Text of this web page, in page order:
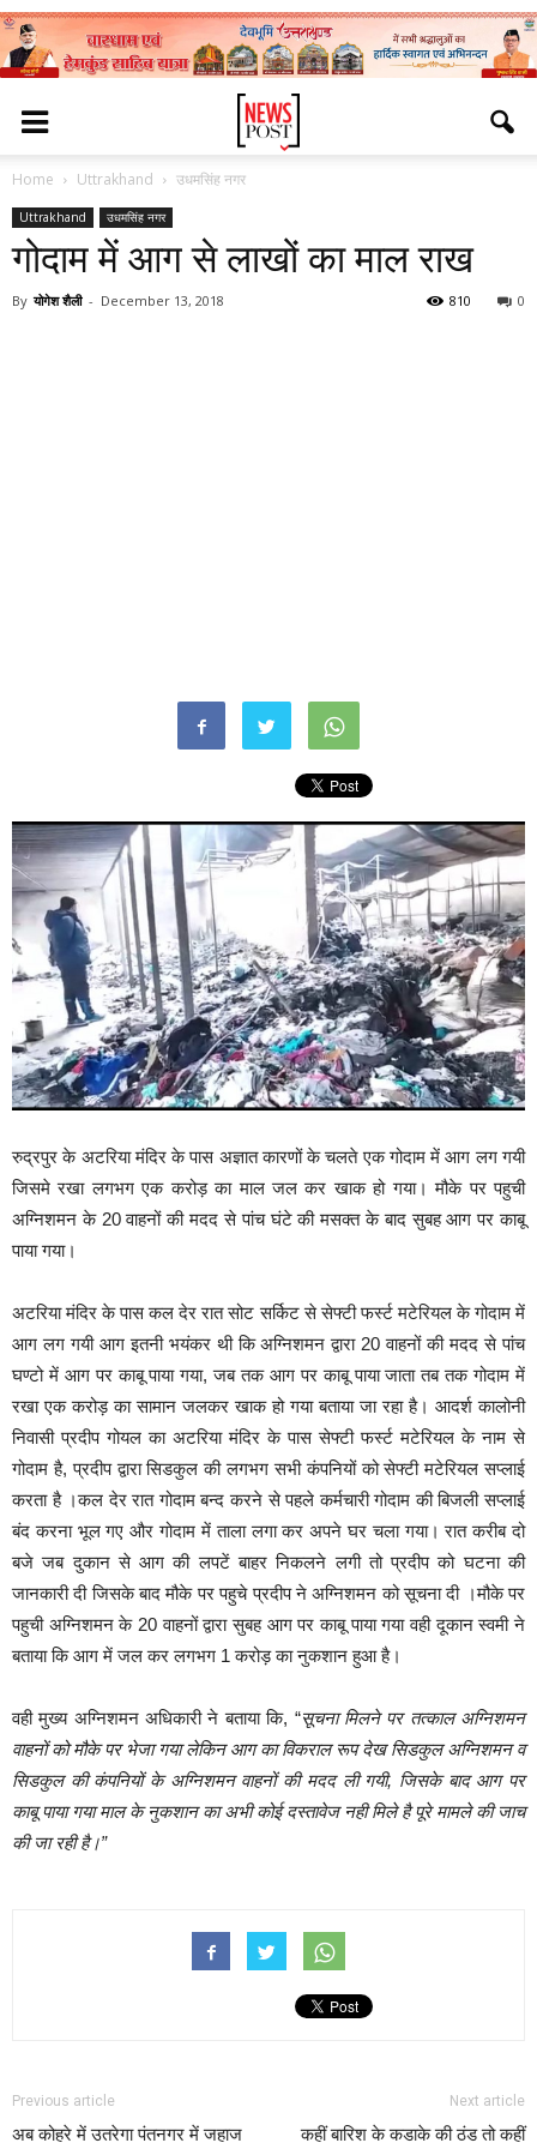
Home Uttrakhand उधमसिंह नगर
Uttrakhand उधमसिंह नगर
गोदाम में आग से लाखों का माल राख
By योगेश शैली - December 13, 2018 0
810
रुद्रपुर के अटरिया मंदिर के पास अज्ञात कारणों के चलते एक गोदाम में आग लग गयी
जिसमे रखा लगभग एक करोड़ का माल जल कर खाक हो गया। मौके पर पहुची
अग्निशमन के 20 वाहनों की मदद से पांच घंटे की मसक्त के बाद सुबह आग पर काबू
पाया गया।
अटरिया मंदिर के पास कल देर रात सोट सर्किट से सेफ्टी फर्स्ट मटेरियल के गोदाम में
आग लग गयी आग इतनी भयंकर थी कि अग्निशमन द्वारा 20 वाहनों की मदद से पांच
घण्टो में आग पर काबू पाया गया, जब तक आग पर काबू पाया जाता तब तक गोदाम में
रखा एक करोड़ का सामान जलकर खाक हो गया बताया जा रहा है। आदर्श कालोनी
निवासी प्रदीप गोयल का अटरिया मंदिर के पास सेफ्टी फर्स्ट मटेरियल के नाम से
गोदाम है, प्रदीप द्वारा सिडकुल की लगभग सभी कंपनियों को सेफ्टी मटेरियल सप्लाई
करता है ।कल देर रात गोदाम बन्द करने से पहले कर्मचारी गोदाम की बिजली सप्लाई
बंद करना भूल गए और गोदाम में ताला लगा कर अपने घर चला गया। रात करीब दो
बजे जब दुकान से आग की लपटें बाहर निकलने लगी तो प्रदीप को घटना की
जानकारी दी जिसके बाद मौके पर पहुचे प्रदीप ने अग्निशमन को सूचना दी ।मौके पर
पहुची अग्निशमन के 20 वाहनों द्वारा सुबह आग पर काबू पाया गया वही दूकान स्वमी ने
बताया कि आग में जल कर लगभग 1 करोड़ का नुकशान हुआ है।
वही मुख्य अग्निशमन अधिकारी ने बताया कि, “सूचना मिलने पर तत्काल अग्निशमन
वाहनों को मौके पर भेजा गया लेकिन आग का विकराल रूप देख सिडकुल अग्निशमन व
सिडकुल की कंपनियों के अग्निशमन वाहनों की मदद ली गयी, जिसके बाद आग पर
काबू पाया गया माल के नुकशान का अभी कोई दस्तावेज नही मिले है पूरे मामले की जाच
की जा रही है।”
Previous article
अब कोहरे में उतरेगा पंतनगर में जहाज
Next article
कहीं बारिश के कडाके की ठंड तो कहीं